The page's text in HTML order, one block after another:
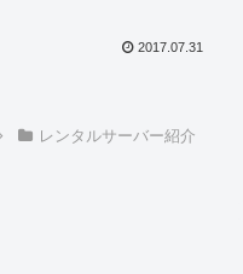
2017.07.31
レンタルサーバー紹介